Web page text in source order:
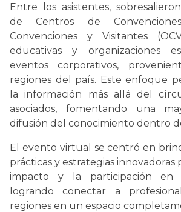
Entre los asistentes,
de Centros de
Convenciones y Visitantes
educativas y organizaciones
eventos corporativos,
regiones del país. Este enfoque
la información más allá del
asociados, fomentando una
difusión del conocimiento dentro
El evento virtual se centró en
prácticas y estrategias innovadoras
impacto y la participación en
logrando conectar a
regiones en un espacio